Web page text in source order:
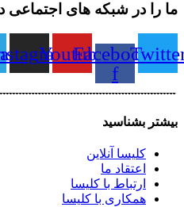
ما را در شبکه های اجتماعی
Facebook-
f
Youtube
بیشتر بشناسید
کلیسا آنلاین
اعتقاد ما
ارتباط با کلیسا
همکاری با کلیسا